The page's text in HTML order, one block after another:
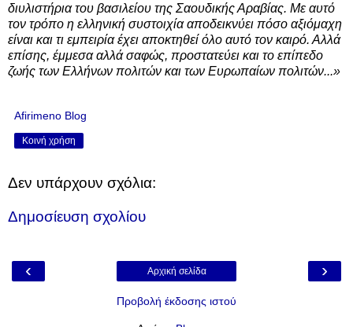
διυλιστήρια του βασιλείου της Σαουδικής Αραβίας. Με αυτό
τον τρόπο η ελληνική συστοιχία αποδεικνύει πόσο αξιόμαχη
είναι και τι εμπειρία έχει αποκτηθεί όλο αυτό τον καιρό. Αλλά
επίσης, έμμεσα αλλά σαφώς, προστατεύει και το επίπεδο
ζωής των Ελλήνων πολιτών και των Ευρωπαίων πολιτών...»
Afirimeno Blog
Κοινή χρήση
Δεν υπάρχουν σχόλια:
Δημοσίευση σχολίου
‹ ›
Αρχική σελίδα
Προβολή έκδοσης ιστού